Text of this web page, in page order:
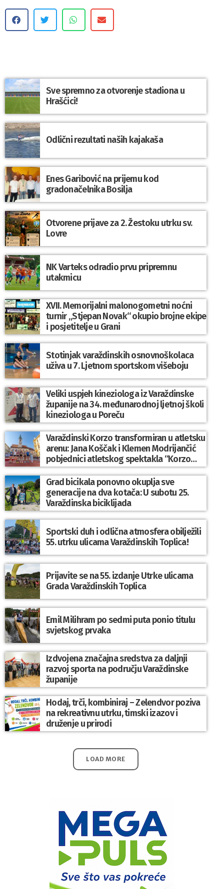
Sve spremno za otvorenje stadiona u
Hrašćici!
Odlični rezultati naših kajakaša
Enes Garibović na prijemu kod
gradonačelnika Bosilja
Otvorene prijave za 2. Žestoku utrku sv.
Lovre
NK Varteks odradio prvu pripremnu
utakmicu
XVII. Memorijalni malonogometni noćni
turnir „Stjepan Novak“ okupio brojne ekipe
i posjetitelje u Grani
Stotinjak varaždinskih osnovnoškolaca
uživa u 7. Ljetnom sportskom višeboju
Veliki uspjeh kineziologa iz Varaždinske
županije na 34. međunarodnoj ljetnoj školi
kineziologa u Poreču
Varaždinski Korzo transformiran u atletsku
arenu: Jana Koščak i Klemen Modrijančić
pobjednici atletskog spektakla “Korzo
Jump 2026”
Grad bicikala ponovno okuplja sve
generacije na dva kotača: U subotu 25.
Varaždinska biciklijada
Sportski duh i odlična atmosfera obilježili
55. utrku ulicama Varaždinskih Toplica!
Prijavite se na 55. izdanje Utrke ulicama
Grada Varaždinskih Toplica
Emil Milihram po sedmi puta ponio titulu
svjetskog prvaka
Izdvojena značajna sredstva za daljnji
razvoj sporta na području Varaždinske
županije
Hodaj, trči, kombiniraj – Zelendvor poziva
na rekreativnu utrku, timski izazov i
druženje u prirodi
LOAD MORE